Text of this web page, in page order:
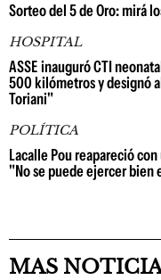
Sorteo del 5 de Oro: mirá
HOSPITAL
ASSE inauguró CTI
500 kilómetros y designó
Toriani"
POLÍTICA
Lacalle Pou reapareció
"No se puede ejercer bien
MAS